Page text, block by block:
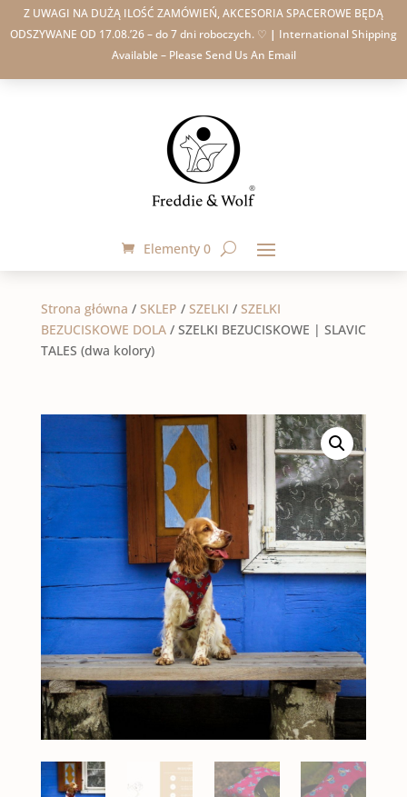
Z UWAGI NA DUŻĄ ILOŚĆ ZAMÓWIEŃ, AKCESORIA SPACEROWE BĘDĄ
ODSZYWANE OD 17.08.’26 – do 7 dni roboczych. ♡ | International Shipping
Available – Please Send Us An Email
Elementy 0
Strona główna / SKLEP / SZELKI / SZELKI
BEZUCISKOWE DOLA/ SZELKI BEZUCISKOWE | SLAVIC
TALES (dwa kolory)